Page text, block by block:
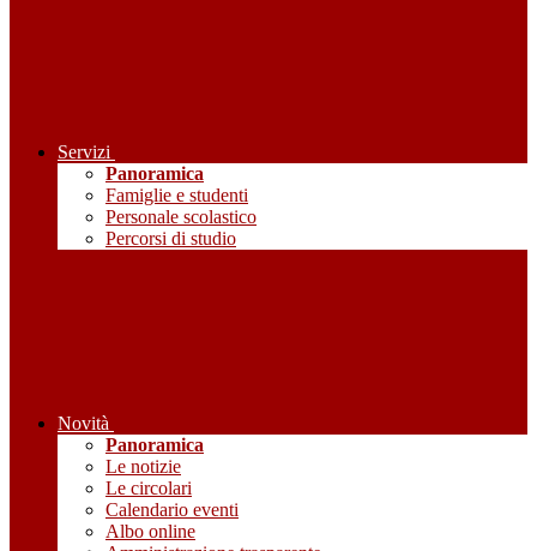
Servizi
Panoramica
Famiglie e studenti
Personale scolastico
Percorsi di studio
Novità
Panoramica
Le notizie
Le circolari
Calendario eventi
Albo online